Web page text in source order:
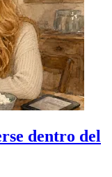
dentro del